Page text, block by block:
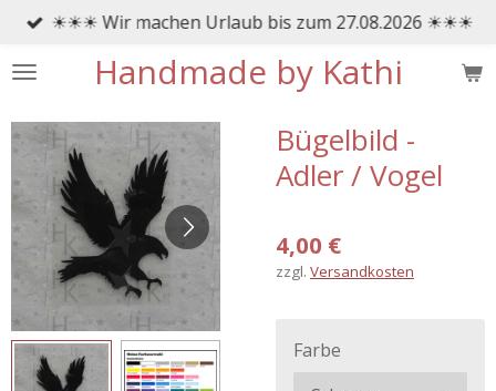
Zum
springen
Handmade by Kathi
☀☀☀ Wir machen Urlaub bis zum 27.08.2026 ☀☀☀
Bügelbild -
Adler / Vogel
4,00 €
zzgl. Versandkosten
Farbe